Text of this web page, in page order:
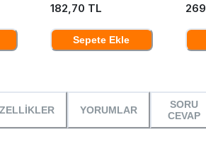
182,70 TL
Sepete Ekle
YORUMLAR
SORU
CEVAP